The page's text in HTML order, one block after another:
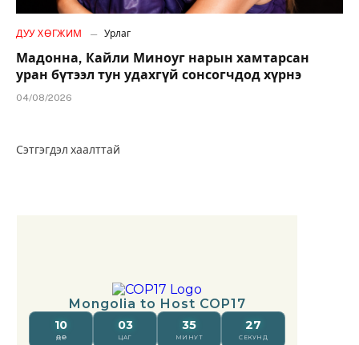
ДУУ ХӨГЖИМ Урлаг
Мадонна, Кайли Миноуг нарын хамтарсан
уран бүтээл тун удахгүй сонсогчдод хүрнэ
04/08/2026
Сэтгэгдэл хаалттай